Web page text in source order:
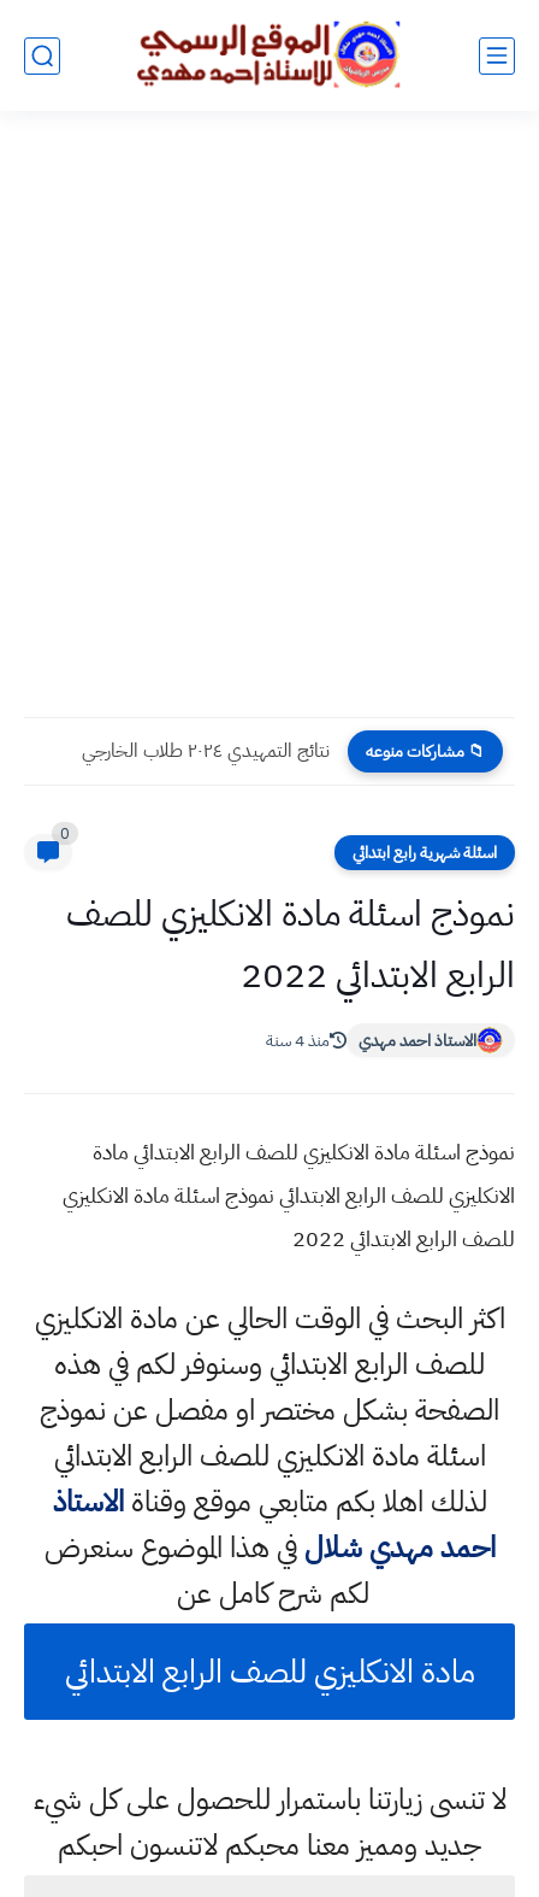
📁 مشاركات منوعه
اسئلة شهرية رابع ابتدائي
0
نموذج اسئلة مادة الانكليزي للصف
الرابع الابتدائي 2022
الاستاذ احمد مهدي منذ 4 سنة
نموذج اسئلة مادة الانكليزي للصف الرابع الابتدائي مادة
الانكليزي للصف الرابع الابتدائي نموذج اسئلة مادة الانكليزي
للصف الرابع الابتدائي 2022
اكثر البحث في الوقت الحالي عن مادة الانكليزي
للصف الرابع الابتدائي وسنوفر لكم في هذه
الصفحة بشكل مختصر او مفصل عن نموذج
اسئلة مادة الانكليزي للصف الرابع الابتدائي
لذلك اهلا بكم متابعي موقع وقناةالاستاذ
احمد مهدي شلالفي هذا الموضوع سنعرض
لكم شرح كامل عن
مادة الانكليزي للصف الرابع الابتدائي
لا تنسى زيارتنا باستمرار للحصول على كل شيء
جديد ومميز معنا محبكم لاتنسون احبكم